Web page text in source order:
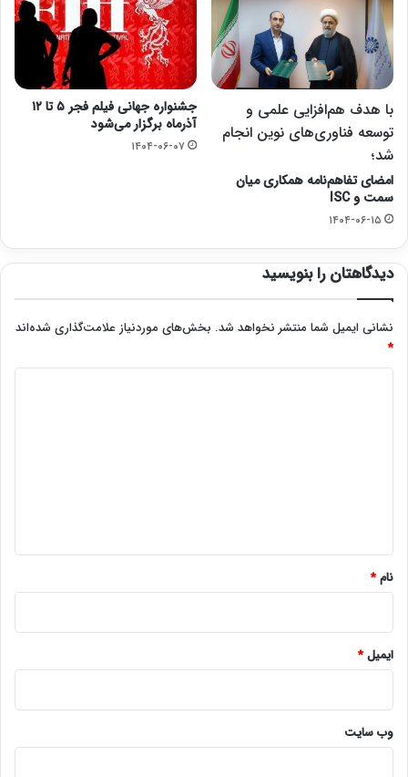
با هدف هم‌افزایی علمی و
توسعه فناوری‌های نوین انجام
شد؛
امضای تفاهم‌نامه همکاری میان
سمت و ISC
۱۴۰۴-۰۶-۱۵
جشنواره جهانی فیلم فجر ۵ تا ۱۲
آذرماه برگزار می‌شود
۱۴۰۴-۰۶-۰۷
دیدگاهتان را بنویسید
نشانی ایمیل شما منتشر نخواهد شد. بخش‌های موردنیاز علامت‌گذاری شده‌اند
*
نام*
ایمیل*
وب‌ سایت